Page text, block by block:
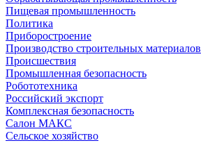
Пищевая промышленность
Политика
Приборостроение
Производство строительных материалов
Происшествия
Промышленная безопасность
Робототехника
Российский экспорт
Комплексная безопасность
Салон МАКС
Сельское хозяйство